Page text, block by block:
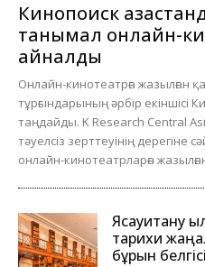
Кинопоиск
танымал онлайн-
айналды
Онлайн-кинотеатрға жазылған
тұрғындарының әрбір екіншісі
таңдайды. K Research Central
тәуелсіз зерттеуінің дерегіне
онлайн-кинотеатрларға
Ясауитану
тарихи
бұрын